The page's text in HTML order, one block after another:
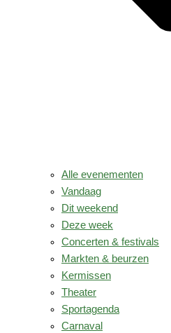
Alle evenementen
Vandaag
Dit weekend
Deze week
Concerten & festivals
Markten & beurzen
Kermissen
Theater
Sportagenda
Carnaval